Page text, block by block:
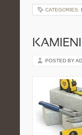
CATEGORIES:
POSTED BY